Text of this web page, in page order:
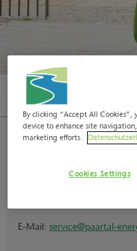
Unser Strom
Kontakt
Telefon: 08252 90-2991
E-Mail: service@paartal-
By clicking “Accept All
device to enhance site
marketing efforts.
Cookies Settings